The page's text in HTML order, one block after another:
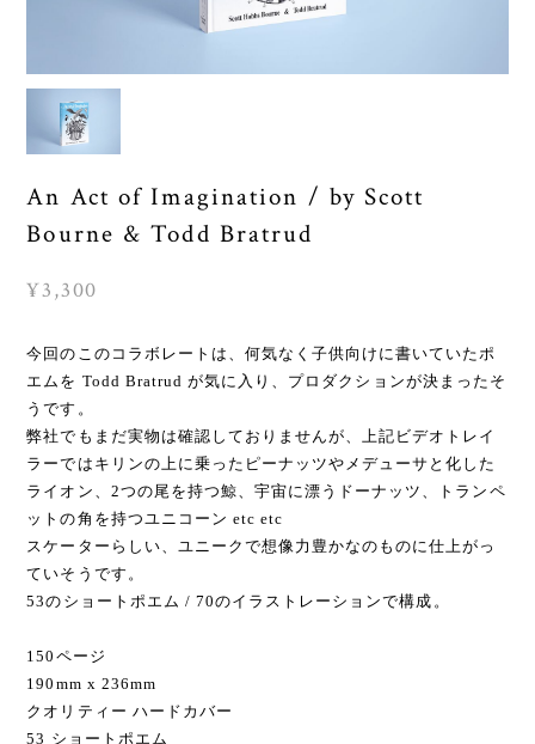
An Act of Imagination / by Scott
Bourne & Todd Bratrud
¥3,300
今回のこのコラボレートは、何気なく子供向けに書いていたポ
エムを Todd Bratrud が気に入り、プロダクションが決まったそ
うです。
弊社でもまだ実物は確認しておりませんが、上記ビデオトレイ
ラーではキリンの上に乗ったピーナッツやメデューサと化した
ライオン、2つの尾を持つ鯨、宇宙に漂うドーナッツ、トランペ
ットの角を持つユニコーン etc etc
スケーターらしい、ユニークで想像力豊かなのものに仕上がっ
ていそうです。
53のショートポエム / 70のイラストレーションで構成。
150ページ
190mm x 236mm
クオリティー ハードカバー
53 ショートポエム